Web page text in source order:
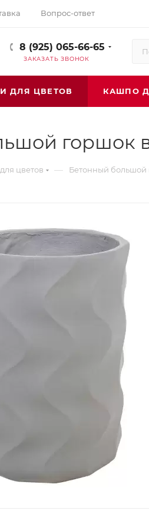
Вопрос-ответ
8 (925) 065-66-65
ЗАКАЗАТЬ ЗВОНОК
ДЛЯ ЦВЕТОВ КАШПО
горшок
цветов — Бетонный большой